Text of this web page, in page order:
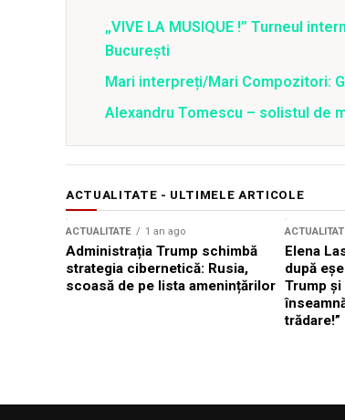
„VIVE LA MUSIQUE !” Turneul
Bucureşti
Mari interpreți/Mari Compozitori:
Alexandru Tomescu – solistul de
ACTUALITATE - ULTIMELE ARTICOLE
ACTUALITATE 1 an ago
Administrația Trump schimbă
strategia cibernetică: Rusia,
scoasă de pe lista amenințărilor
Elena
după
Trump și
trădare!”